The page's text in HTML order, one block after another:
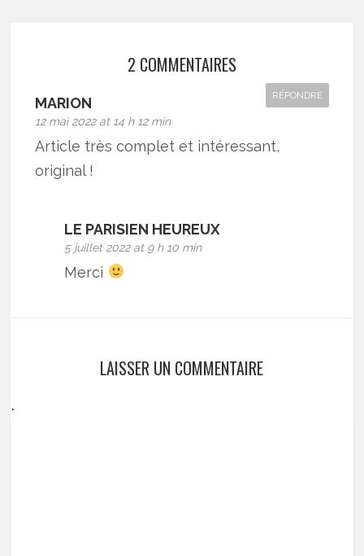
2 COMMENTAIRES
MARION
12 mai 2022 at 14 h 12 min
RÉPONDRE
Article très complet et intéressant,
original !
LE PARISIEN HEUREUX
5 juillet 2022 at 9 h 10 min
Merci
LAISSER UN COMMENTAIRE
.